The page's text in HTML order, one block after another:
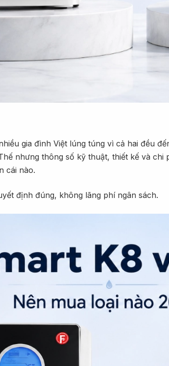
gia đình Việt lúng túng vì cả hai đều
nhưng thông số kỹ thuật, thiết kế và
cái nào.
định đúng, không lãng phí ngân sách.